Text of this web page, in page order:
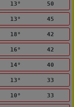
13° 50
13° 45
18° 42
16° 42
14° 40
13° 33
10° 33